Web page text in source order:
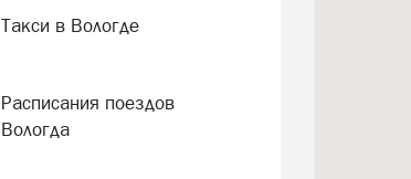
Такси в Вологде
Расписания поездов
Вологда